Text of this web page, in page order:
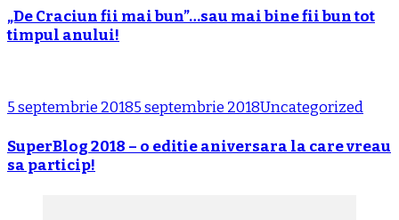
„De Craciun fii mai bun”…sau mai bine fii bun tot
timpul anului!
5 septembrie 20185 septembrie 2018Uncategorized
SuperBlog 2018 – o editie aniversara la care vreau
sa particip!